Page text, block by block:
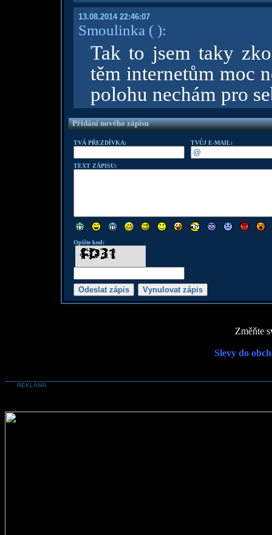
13.08.2014 22:46:07
Smoulinka ( ):
Tak to jsem taky
těm internetům moc
polohu nechám pro
Přidání nového zápisu
TVÁ PŘEZDÍVKA: TVŮJ E-MAIL:
TEXT ZÁPISU:
Opište kod:
Změňte
Slevy do
REKLAMA